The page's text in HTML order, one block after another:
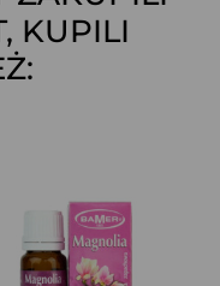
KUPILI